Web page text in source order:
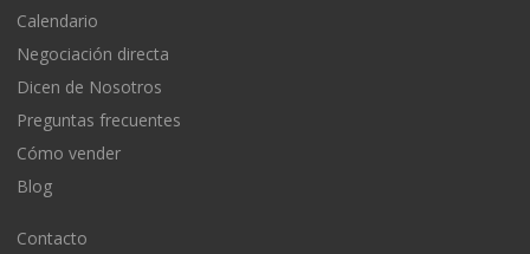
Calendario
Negociación directa
Dicen de Nosotros
Preguntas frecuentes
Cómo vender
Blog
Contacto